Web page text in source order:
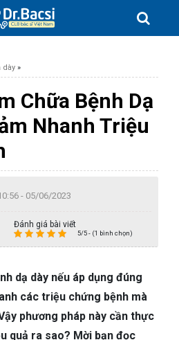
dày »
Chữa Bệnh Dạ
Nhanh Triệu
- 05/06/2023
Đánh giá bài viết
5/5 - (1 bình chọn)
dạ dày nếu áp dụng đúng
các triệu chứng bệnh mà
phương pháp này cần thực
quả ra sao? Mời bạn đọc